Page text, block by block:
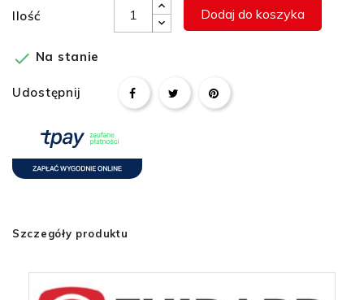
Ilość Dodaj do koszyka
 Na stanie
Udostępnij
Szczegóły produktu